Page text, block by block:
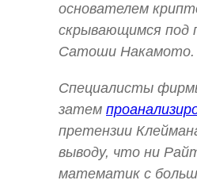
основателем
скрывающимся под
Сатоши Накамото.
Специалисты
затем
претензии
выводу, что ни
математик с